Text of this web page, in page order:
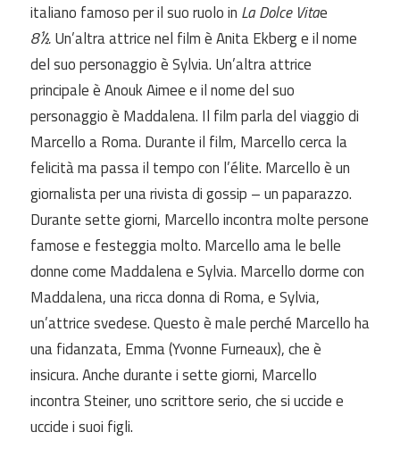
italiano famoso per il suo ruolo in La Dolce Vitae
8½.Un’altra attrice nel film è Anita Ekberg e il nome
del suo personaggio è Sylvia. Un’altra attrice
principale è Anouk Aimee e il nome del suo
personaggio è Maddalena. Il film parla del viaggio di
Marcello a Roma. Durante il film, Marcello cerca la
felicità ma passa il tempo con l’élite. Marcello è un
giornalista per una rivista di gossip – un paparazzo.
Durante sette giorni, Marcello incontra molte persone
famose e festeggia molto. Marcello ama le belle
donne come Maddalena e Sylvia. Marcello dorme con
Maddalena, una ricca donna di Roma, e Sylvia,
un’attrice svedese. Questo è male perché Marcello ha
una fidanzata, Emma (Yvonne Furneaux), che è
insicura. Anche durante i sette giorni, Marcello
incontra Steiner, uno scrittore serio, che si uccide e
uccide i suoi figli.